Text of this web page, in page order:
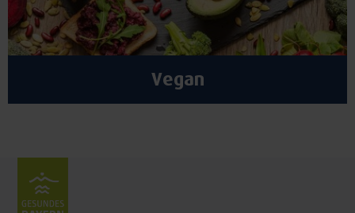
Vegan